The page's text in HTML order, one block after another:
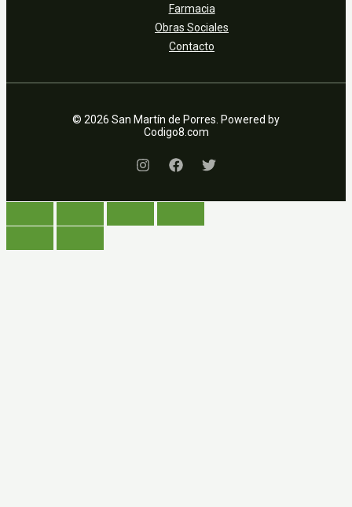
Farmacia
Obras Sociales
Contacto
© 2026 San Martín de Porres. Powered by
Codigo8.com